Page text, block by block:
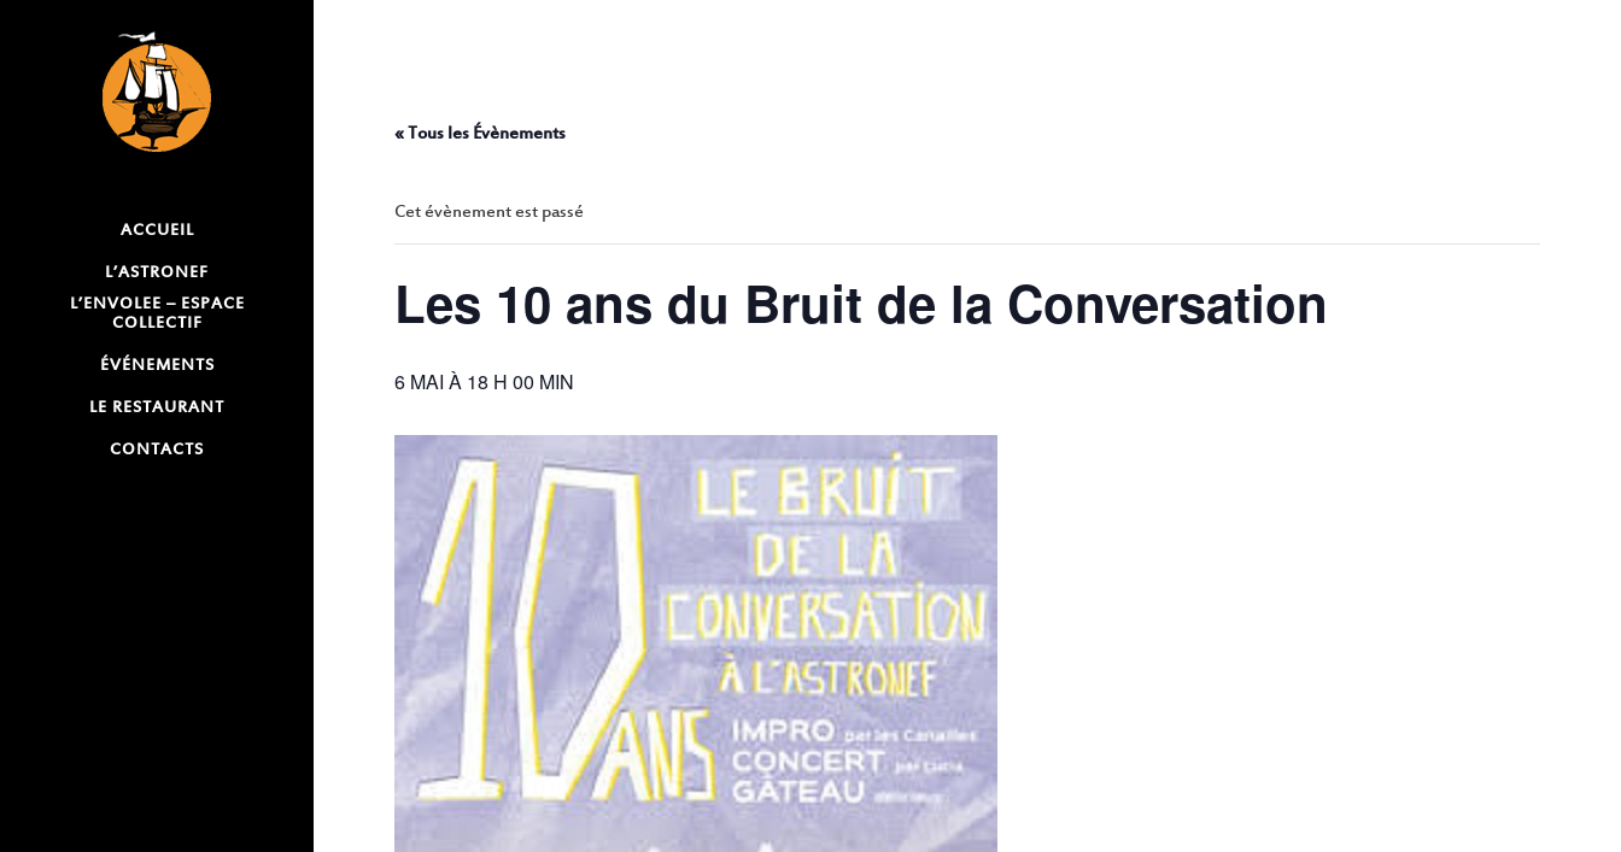
ACCUEIL
L’ASTRONEF
L’ENVOLEE – ESPACE
COLLECTIF
ÉVÉNEMENTS
LE RESTAURANT
CONTACTS
« Tous les Évènements
Cet évènement est passé
Les 10 ans du Bruit de la Conversation
6 MAI À 18 H 00 MIN